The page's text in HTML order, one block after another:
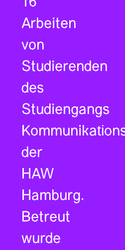
Arbeiten
von
Studierenden
des
Studiengangs
der
HAW
Hamburg.
Betreut
wurde